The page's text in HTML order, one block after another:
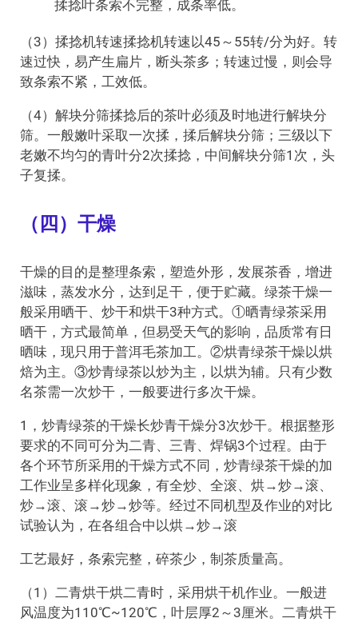
揉捻叶条索不完整，成条率低。
（3）揉捻机转速揉捻机转速以45～55转/分为好。转
速过快，易产生扁片，断头茶多；转速过慢，则会导
致条索不紧，工效低。
（4）解块分筛揉捻后的茶叶必须及时地进行解块分
筛。一般嫩叶采取一次揉，揉后解块分筛；三级以下
老嫩不均匀的青叶分2次揉捻，中间解块分筛1次，头
子复揉。
（四）干燥
干燥的目的是整理条索，塑造外形，发展茶香，增进
滋味，蒸发水分，达到足干，便于贮藏。绿茶干燥一
般采用晒干、炒干和烘干3种方式。①晒青绿茶采用
晒干，方式最简单，但易受天气的影响，品质常有日
晒味，现只用于普洱毛茶加工。②烘青绿茶干燥以烘
焙为主。③炒青绿茶以炒为主，以烘为辅。只有少数
名茶需一次炒干，一般要进行多次干燥。
1，炒青绿茶的干燥长炒青干燥分3次炒干。根据整形
要求的不同可分为二青、三青、焊锅3个过程。由于
各个环节所采用的干燥方式不同，炒青绿茶干燥的加
工作业呈多样化现象，有全炒、全滚、烘→炒→滚、
炒→滚、滚→炒→炒等。经过不同机型及作业的对比
试验认为，在各组合中以烘→炒→滚
工艺最好，条索完整，碎茶少，制茶质量高。
（1）二青烘干烘二青时，采用烘干机作业。一般进
风温度为110℃~120℃，叶层厚2～3厘米。二青烘干